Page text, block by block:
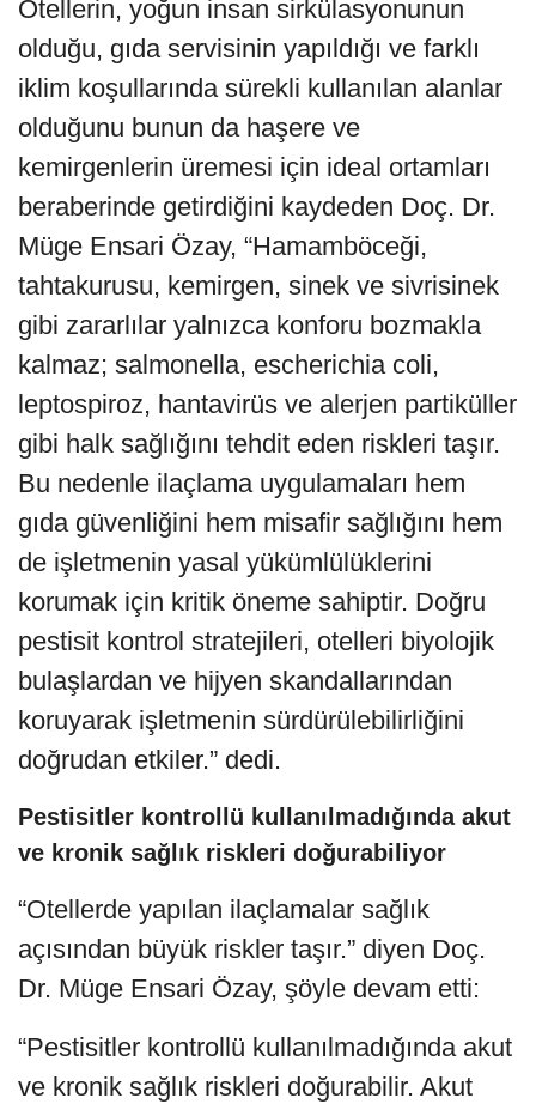
Otellerin, yoğun insan sirkülasyonunun
olduğu, gıda servisinin yapıldığı ve farklı
iklim koşullarında sürekli kullanılan alanlar
olduğunu bunun da haşere ve
kemirgenlerin üremesi için ideal ortamları
beraberinde getirdiğini kaydeden Doç. Dr.
Müge Ensari Özay, “Hamamböceği,
tahtakurusu, kemirgen, sinek ve sivrisinek
gibi zararlılar yalnızca konforu bozmakla
kalmaz; salmonella, escherichia coli,
leptospiroz, hantavirüs ve alerjen partiküller
gibi halk sağlığını tehdit eden riskleri taşır.
Bu nedenle ilaçlama uygulamaları hem
gıda güvenliğini hem misafir sağlığını hem
de işletmenin yasal yükümlülüklerini
korumak için kritik öneme sahiptir. Doğru
pestisit kontrol stratejileri, otelleri biyolojik
bulaşlardan ve hijyen skandallarından
koruyarak işletmenin sürdürülebilirliğini
doğrudan etkiler.” dedi.
Pestisitler kontrollü kullanılmadığında akut
ve kronik sağlık riskleri doğurabiliyor
“Otellerde yapılan ilaçlamalar sağlık
açısından büyük riskler taşır.” diyen Doç.
Dr. Müge Ensari Özay, şöyle devam etti:
“Pestisitler kontrollü kullanılmadığında akut
ve kronik sağlık riskleri doğurabilir. Akut